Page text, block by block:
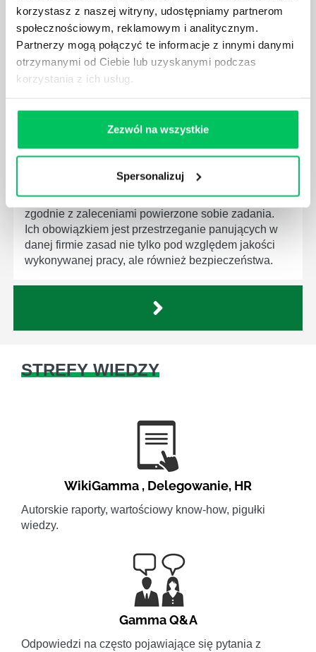
korzystasz z naszej witryny, udostępniamy partnerom
społecznościowym, reklamowym i analitycznym.
Partnerzy mogą połączyć te informacje z innymi danymi
otrzymanymi od Ciebie lub uzyskanymi podczas
korzystania z ich usług.
Zezwól na wszystkie
Spersonalizuj
dziedziny gospodarki. Dzięki nim wszystkie firmy
będą zobowiązane przestrzegać zasad, których
wprowadzenie dąży do ujednolicenia jakości
produktów, które trafiają do klientów.
CZYM ZAJMUJE SIĘ AUDYTOR WEWNĘTRZNY
LABORATORIUM?
W każdym miejscu pracy osoby zatrudnione na
poszczególne stanowiska muszą wykonywać
zgodnie z zaleceniami powierzone sobie zadania.
Ich obowiązkiem jest przestrzeganie panujących w
danej firmie zasad nie tylko pod względem jakości
wykonywanej pracy, ale również bezpieczeństwa.
STREFY WIEDZY
WikiGamma , Delegowanie, HR
Autorskie raporty, wartościowy know-how, pigułki
wiedzy.
Gamma Q&A
Odpowiedzi na często pojawiające się pytania z